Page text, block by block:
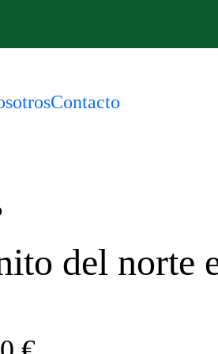
Contacto
del norte